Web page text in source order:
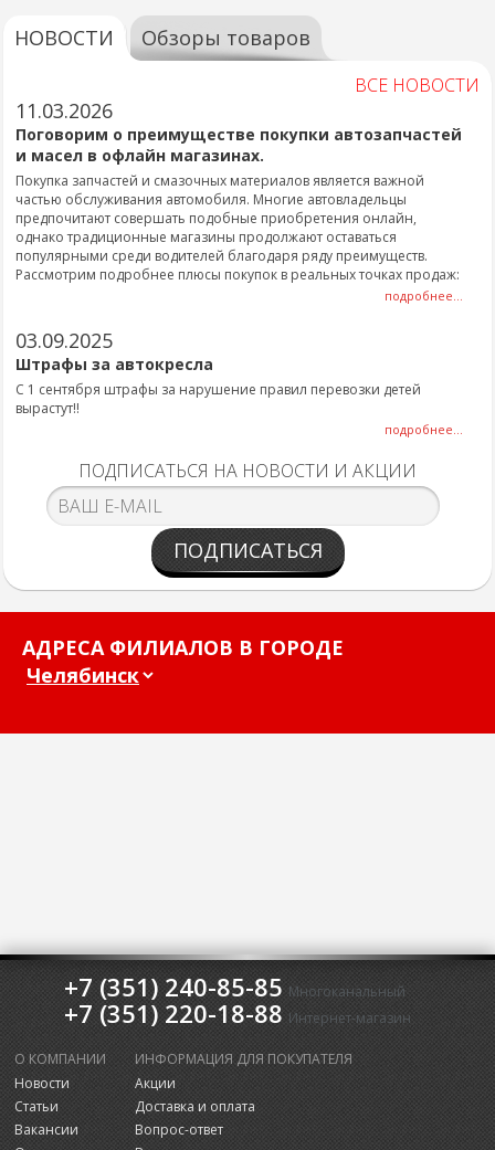
НОВОСТИ Обзоры товаров
ВСЕ НОВОСТИ
11.03.2026
Поговорим о преимуществе покупки автозапчастей
и масел в офлайн магазинах.
Покупка запчастей и смазочных материалов является важной
частью обслуживания автомобиля. Многие автовладельцы
предпочитают совершать подобные приобретения онлайн,
однако традиционные магазины продолжают оставаться
популярными среди водителей благодаря ряду преимуществ.
Рассмотрим подробнее плюсы покупок в реальных точках продаж:
подробнее...
03.09.2025
Штрафы за автокресла
С 1 сентября штрафы за нарушение правил перевозки детей
вырастут!!
подробнее...
ПОДПИСАТЬСЯ НА НОВОСТИ И АКЦИИ
ПОДПИСАТЬСЯ
АДРЕСА ФИЛИАЛОВ В ГОРОДЕ
+7 (351) 240-85-85 Многоканальный
+7 (351) 220-18-88 Интернет-магазин
О КОМПАНИИ
Новости
Статьи
Вакансии
ИНФОРМАЦИЯ ДЛЯ ПОКУПАТЕЛЯ
Акции
Доставка и оплата
Вопрос-ответ